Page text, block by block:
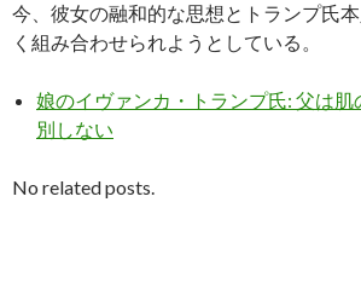
今、彼女の融和的な思想とトランプ氏
く組み合わせられようとしている。
娘のイヴァンカ・トランプ氏: 父は
別しない
No related posts.